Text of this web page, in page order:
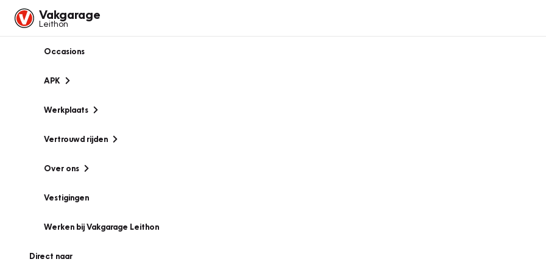
Vakgarage
Leithon
Occasions
APK
Werkplaats
Vertrouwd rijden
Over ons
Vestigingen
Werken bij Vakgarage Leithon
Direct naar